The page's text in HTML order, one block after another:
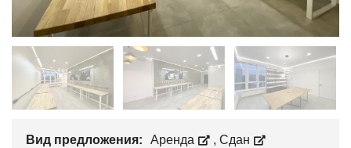
Вид предложения: Аренда , Сдан